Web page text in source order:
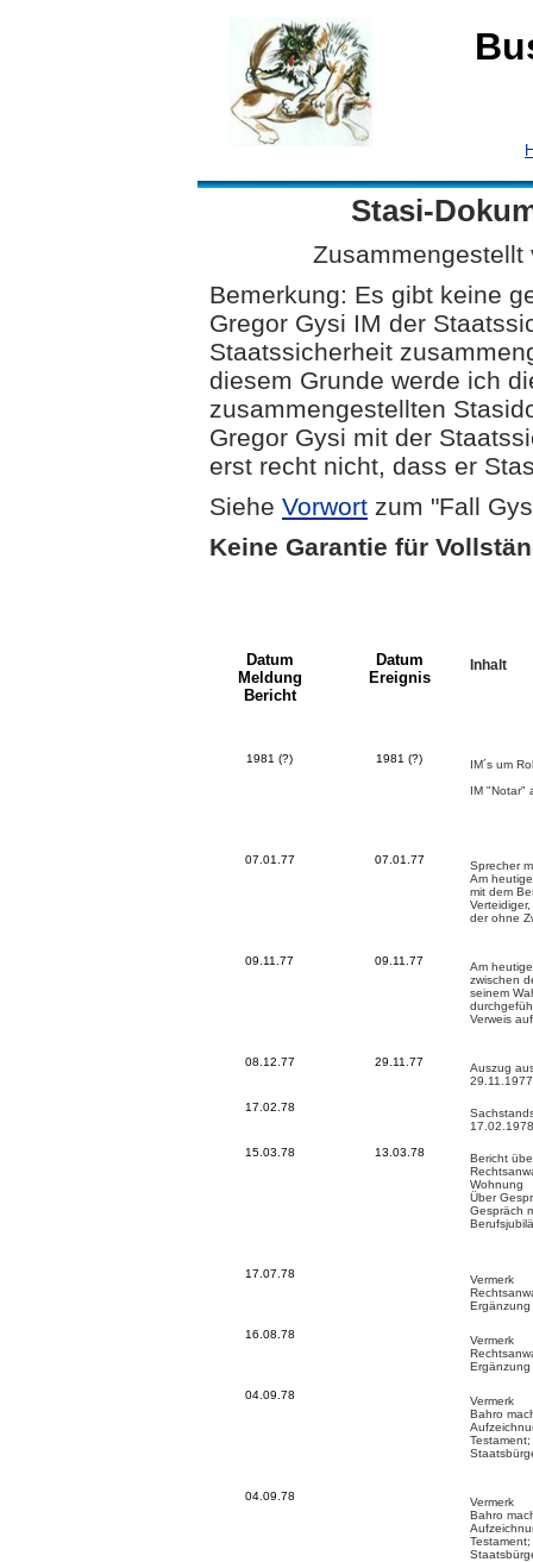
Stasi-
Zusammengestellt
Bemerkung: Es gibt keine
Gregor Gysi IM der
Staatssicherheit
diesem Grunde werde ich
zusammengestellten
Gregor Gysi mit der
erst recht nicht, dass er
Siehe Vorwort zum "Fall
Keine Garantie für
Datum
Meldung
Bericht
Datum
Ereignis
Inhalt
1981 (?) 1981 (?)
IM´s um
IM "Notar"
07.01.77 07.01.77
Sprecher
Am
mit dem
der ohne
09.11.77 09.11.77
Am
zwischen
seinem
Verweis
08.12.77 29.11.77
Auszug
29.11.1977
17.02.78
17.02.1978
15.03.78
13.03.78
Bericht
Wohnung
Über
Gespräch
17.07.78
Vermerk
16.08.78
Vermerk
04.09.78
Vermerk
Bahro
04.09.78
Vermerk
Bahro